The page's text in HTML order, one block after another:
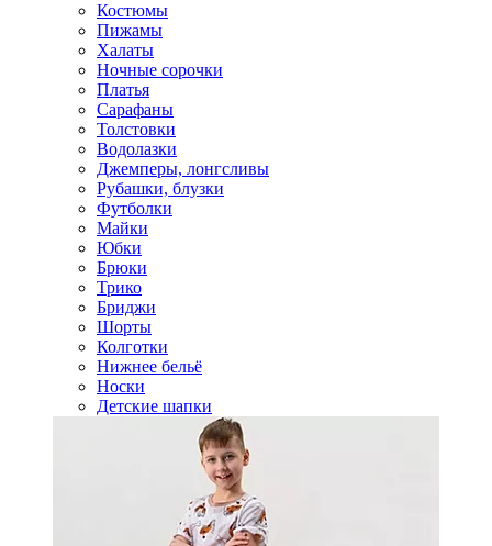
Костюмы
Пижамы
Халаты
Ночные сорочки
Платья
Сарафаны
Толстовки
Водолазки
Джемперы, лонгсливы
Рубашки, блузки
Футболки
Майки
Юбки
Брюки
Трико
Бриджи
Шорты
Колготки
Нижнее бельё
Носки
Детские шапки